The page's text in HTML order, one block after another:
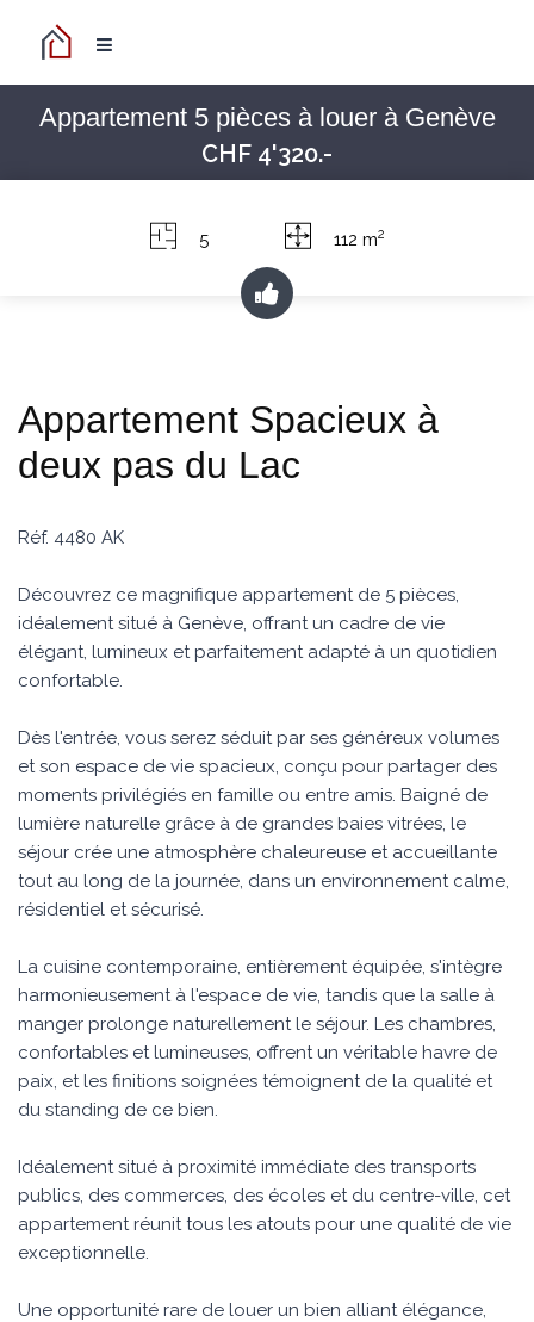
Appartement 5 pièces à louer à Genève
CHF 4'320.-
5 112 m2
Appartement Spacieux à
deux pas du Lac
Réf. 4480 AK
Découvrez ce magnifique appartement de 5 pièces,
idéalement situé à Genève, offrant un cadre de vie
élégant, lumineux et parfaitement adapté à un quotidien
confortable.
Dès l'entrée, vous serez séduit par ses généreux volumes
et son espace de vie spacieux, conçu pour partager des
moments privilégiés en famille ou entre amis. Baigné de
lumière naturelle grâce à de grandes baies vitrées, le
séjour crée une atmosphère chaleureuse et accueillante
tout au long de la journée, dans un environnement calme,
résidentiel et sécurisé.
La cuisine contemporaine, entièrement équipée, s'intègre
harmonieusement à l'espace de vie, tandis que la salle à
manger prolonge naturellement le séjour. Les chambres,
confortables et lumineuses, offrent un véritable havre de
paix, et les finitions soignées témoignent de la qualité et
du standing de ce bien.
Idéalement situé à proximité immédiate des transports
publics, des commerces, des écoles et du centre-ville, cet
appartement réunit tous les atouts pour une qualité de vie
exceptionnelle.
Une opportunité rare de louer un bien alliant élégance,